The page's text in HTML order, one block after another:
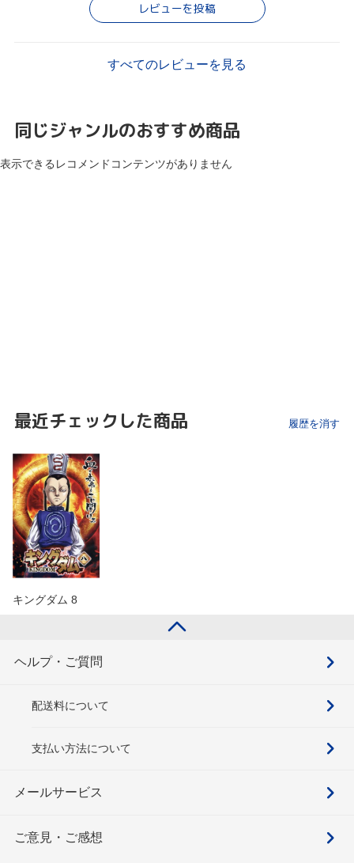
レビューを投稿
すべてのレビューを見る
同じジャンルのおすすめ商品
表示できるレコメンドコンテンツがありません
最近チェックした商品 履歴を消す
キングダム 8
ヘルプ・ご質問
配送料について
支払い方法について
メールサービス
ご意見・ご感想